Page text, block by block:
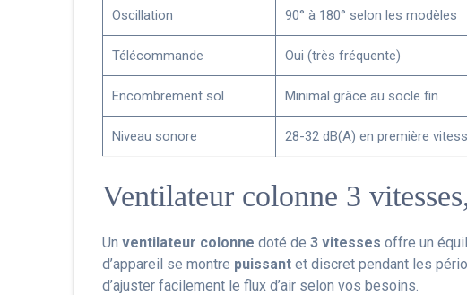
Oscillation 90° à 180° selon les modèles
Télécommande Oui (très fréquente)
Encombrement sol Minimal grâce au socle fin
Niveau sonore 28-32 dB(A) en première
Ventilateur colonne 3
Unventilateur colonne doté de3 vitesses offre un
d’appareil se montre puissant et discret pendant les
d’ajuster facilement le flux d’air selon vos besoins.